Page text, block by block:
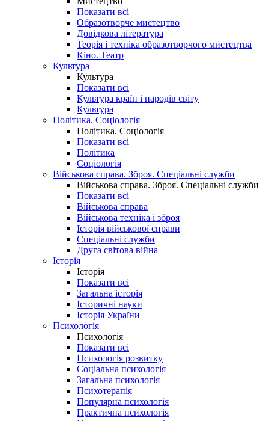
Показати всі
Образотворче мистецтво
Довідкова література
Теорія і техніка образотворчого мистецтва
Кіно. Театр
Культура
Культура
Показати всі
Культура країн і народів світу
Культура
Політика. Соціологія
Політика. Соціологія
Показати всі
Політика
Соціологія
Військова справа. Зброя. Спеціальні служби
Військова справа. Зброя. Спеціальні служби
Показати всі
Військова справа
Військова техніка і зброя
Історія військової справи
Спеціальні служби
Друга світова війна
Історія
Історія
Показати всі
Загальна історія
Історичні науки
Історія України
Психологія
Психологія
Показати всі
Психологія розвитку
Соціальна психологія
Загальна психологія
Психотерапія
Популярна психологія
Практична психологія